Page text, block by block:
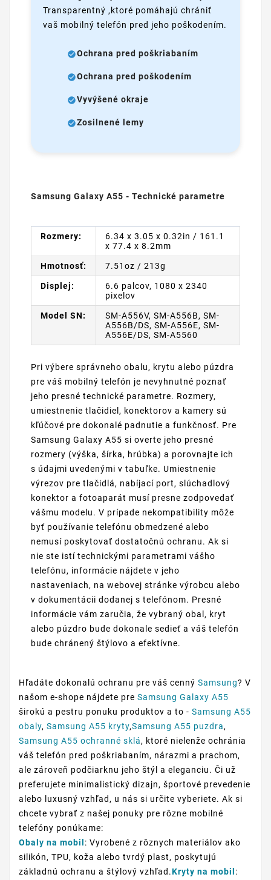
Transparentný ,ktoré pomáhajú chrániť
vaš mobilný telefón pred jeho poškodením.
Ochrana pred poškriabaním
Ochrana pred poškodením
Vyvýšené okraje
Zosilnené lemy
Samsung Galaxy A55 - Technické parametre
Rozmery:
6.34 x 3.05 x 0.32in / 161.1
x 77.4 x 8.2mm
Hmotnosť: 7.51oz / 213g
Displej:
6.6 palcov, 1080 x 2340
pixelov
Model SN:
SM-A556V, SM-A556B, SM-
A556B/DS, SM-A556E, SM-
A556E/DS, SM-A5560
Pri výbere správneho obalu, krytu alebo púzdra
pre váš mobilný telefón je nevyhnutné poznať
jeho presné technické parametre. Rozmery,
umiestnenie tlačidiel, konektorov a kamery sú
kľúčové pre dokonalé padnutie a funkčnosť. Pre
Samsung Galaxy A55 si overte jeho presné
rozmery (výška, šírka, hrúbka) a porovnajte ich
s údajmi uvedenými v tabuľke. Umiestnenie
výrezov pre tlačidlá, nabíjací port, slúchadlový
konektor a fotoaparát musí presne zodpovedať
vášmu modelu. V prípade nekompatibility môže
byť používanie telefónu obmedzené alebo
nemusí poskytovať dostatočnú ochranu. Ak si
nie ste istí technickými parametrami vášho
telefónu, informácie nájdete v jeho
nastaveniach, na webovej stránke výrobcu alebo
v dokumentácii dodanej s telefónom. Presné
informácie vám zaručia, že vybraný obal, kryt
alebo púzdro bude dokonale sedieť a váš telefón
bude chránený štýlovo a efektívne.
Hľadáte dokonalú ochranu pre váš cenný Samsung? V
našom e-shope nájdete pre Samsung Galaxy A55
širokú a pestru ponuku produktov a to - Samsung A55
obaly, Samsung A55 kryty,Samsung A55 puzdra,
Samsung A55 ochranné sklá, ktoré nielenže ochránia
váš telefón pred poškriabaním, nárazmi a prachom,
ale zároveň podčiarknu jeho štýl a eleganciu. Či už
preferujete minimalistický dizajn, športové prevedenie
alebo luxusný vzhľad, u nás si určite vyberiete. Ak si
chcete vybrať z našej ponuky pre rôzne mobilné
telefóny ponúkame:
Obaly na mobil : Vyrobené z rôznych materiálov ako
silikón, TPU, koža alebo tvrdý plast, poskytujú
základnú ochranu a štýlový vzhľad.Kryty na mobil :